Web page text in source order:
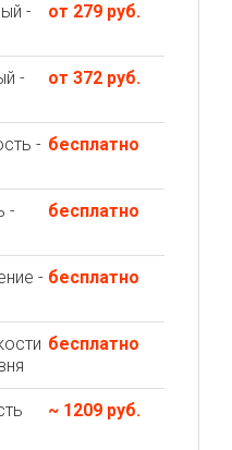
-
от 279 руб.
-
от 372 руб.
- бесплатно
-
бесплатно
- бесплатно
бесплатно
~ 1209 руб.